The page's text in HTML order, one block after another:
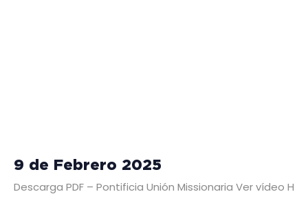
9 de Febrero 2025
Descarga PDF – Pontificia Unión Missionaria Ver vídeo